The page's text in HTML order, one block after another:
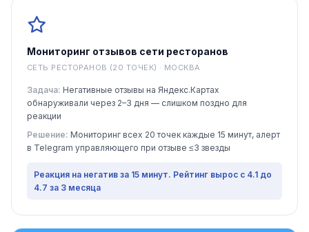
Мониторинг отзывов сети ресторанов
СЕТЬ РЕСТОРАНОВ (20 ТОЧЕК) · МОСКВА
Задача: Негативные отзывы на Яндекс.Картах
обнаруживали через 2–3 дня — слишком поздно для
реакции
Решение: Мониторинг всех 20 точек каждые 15 минут, алерт
в Telegram управляющего при отзыве ≤3 звезды
Реакция на негатив за 15 минут. Рейтинг вырос с 4.1 до
4.7 за 3 месяца